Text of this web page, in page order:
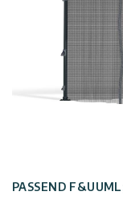
Gartenhäuser
Vordächer
Wintergärten
PASSEND